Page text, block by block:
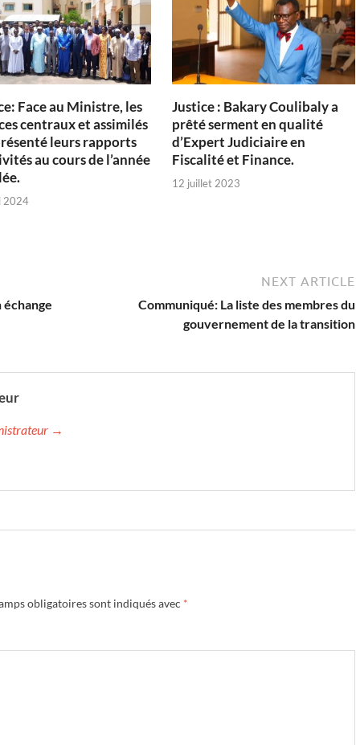
Face au Ministre, les
centraux et assimilés
leurs rapports
au cours de l’année
2024
Justice : Bakary Coulibaly a
prêté serment en qualité
d’Expert Judiciaire en
Fiscalité et Finance.
12 juillet 2023
NEXT ARTICLE
Communiqué: La liste des membres du
gouvernement de la transition
→
obligatoires sont indiqués avec *